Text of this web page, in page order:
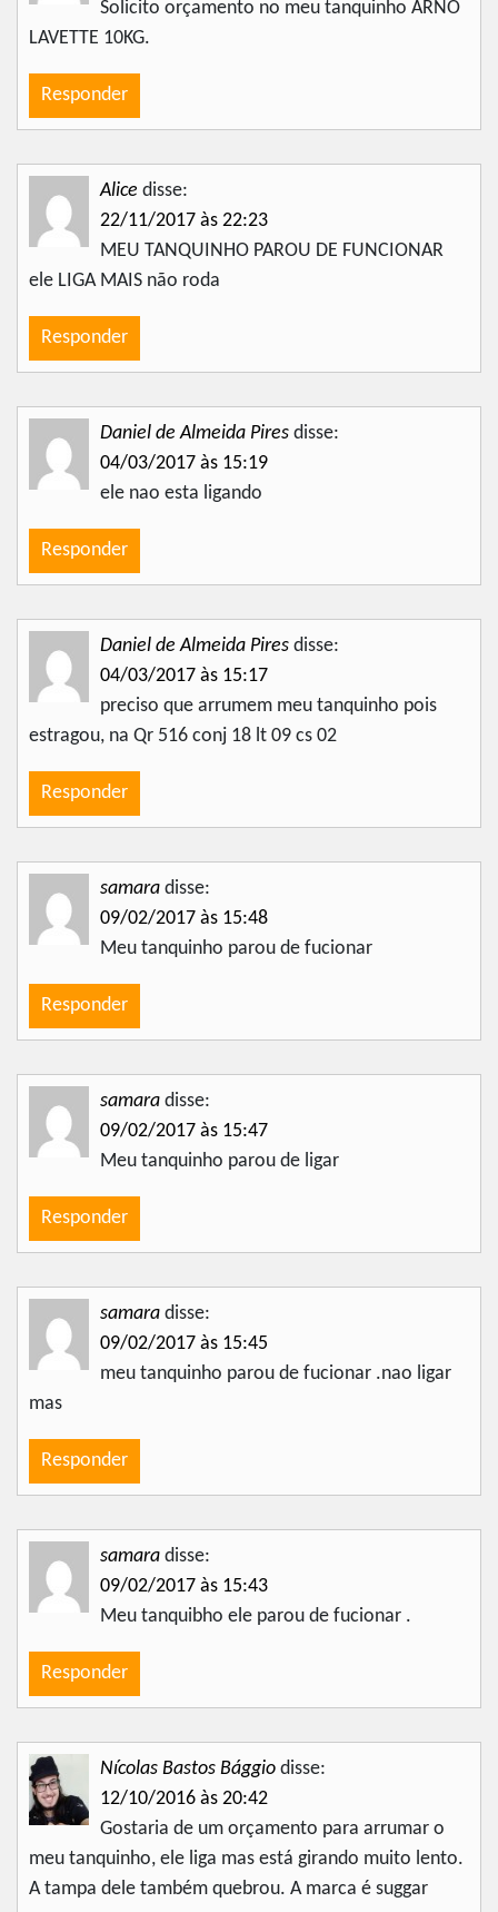
Solicito orçamento no meu tanquinho ARNO
LAVETTE 10KG.
Responder
Alice disse:
22/11/2017 às 22:23
MEU TANQUINHO PAROU DE FUNCIONAR
ele LIGA MAIS não roda
Responder
Daniel de Almeida Pires disse:
04/03/2017 às 15:19
ele nao esta ligando
Responder
Daniel de Almeida Pires disse:
04/03/2017 às 15:17
preciso que arrumem meu tanquinho pois
estragou, na Qr 516 conj 18 lt 09 cs 02
Responder
samara disse:
09/02/2017 às 15:48
Meu tanquinho parou de fucionar
Responder
samara disse:
09/02/2017 às 15:47
Meu tanquinho parou de ligar
Responder
samara disse:
09/02/2017 às 15:45
meu tanquinho parou de fucionar .nao ligar
mas
Responder
samara disse:
09/02/2017 às 15:43
Meu tanquibho ele parou de fucionar .
Responder
Nícolas Bastos Bággio disse:
12/10/2016 às 20:42
Gostaria de um orçamento para arrumar o
meu tanquinho, ele liga mas está girando muito lento.
A tampa dele também quebrou. A marca é suggar